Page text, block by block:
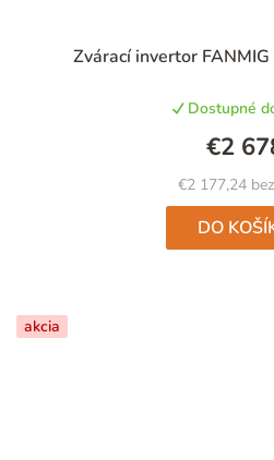
Zvárací invertor
Dostupné
€2 177,24
€2
DO
akcia